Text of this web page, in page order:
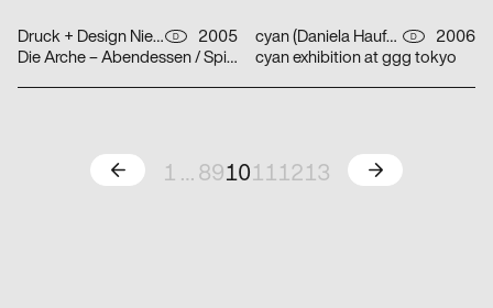
Druck + Design Niehoff GmbH D
2005
Die Arche – Abendessen / Spielplatz
cyan (Daniela Haufe + Detlef Fiedler) D
2006
cyan exhibition at ggg tokyo
Zurück
1 … 8910111213